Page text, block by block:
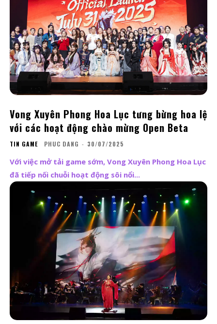
Vong Xuyên Phong Hoa Lục tưng bừng hoa lệ
với các hoạt động chào mừng Open Beta
TIN GAME PHUC DANG - 30/07/2025
Với việc mở tải game sớm, Vong Xuyên Phong Hoa Lục
đã tiếp nối chuỗi hoạt động sôi nổi...